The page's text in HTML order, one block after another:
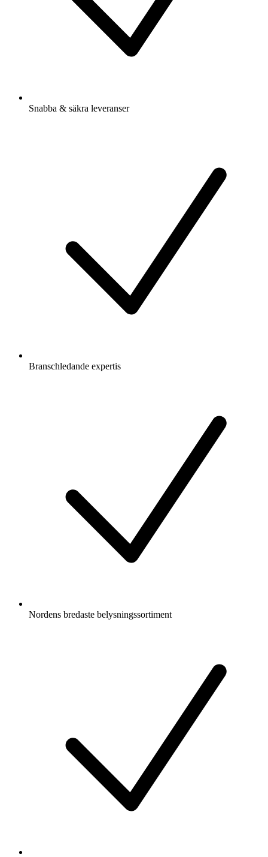
Snabba & säkra leveranser
Branschledande expertis
Nordens bredaste belysningssortiment